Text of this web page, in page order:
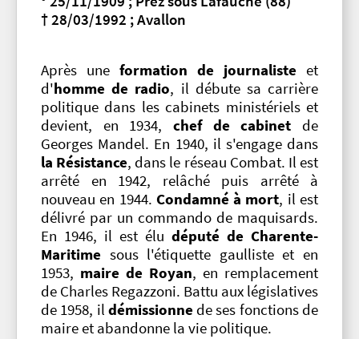
† 28/03/1992 ; Avallon
Après une formation de journaliste et
d'homme de radio, il débute sa carrière
politique dans les cabinets ministériels et
devient, en 1934, chef de cabinet de
Georges Mandel. En 1940, il s'engage dans
la Résistance, dans le réseau Combat. Il est
arrêté en 1942, relâché puis arrêté à
nouveau en 1944. Condamné à mort, il est
délivré par un commando de maquisards.
En 1946, il est élu député de Charente-
Maritime sous l'étiquette gaulliste et en
1953, maire de Royan, en remplacement
de Charles Regazzoni. Battu aux législatives
de 1958, il démissionne de ses fonctions de
maire et abandonne la vie politique.